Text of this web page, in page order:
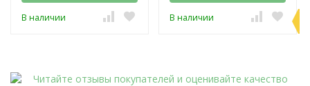
В наличии В наличии